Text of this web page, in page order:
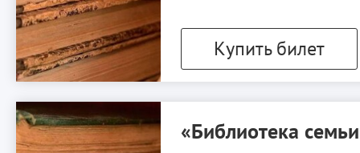
Купить билет
«Библиотека